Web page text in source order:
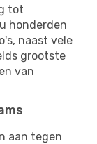
tot
honderden
naast vele
grootste
van
aan tegen